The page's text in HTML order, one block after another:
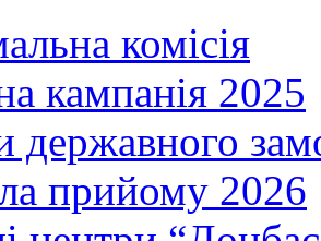
комісія
кампанія 2025
державного
прийому 2026